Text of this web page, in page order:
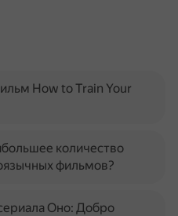
How to Train Your
количество
фильмов?
Оно: Добро